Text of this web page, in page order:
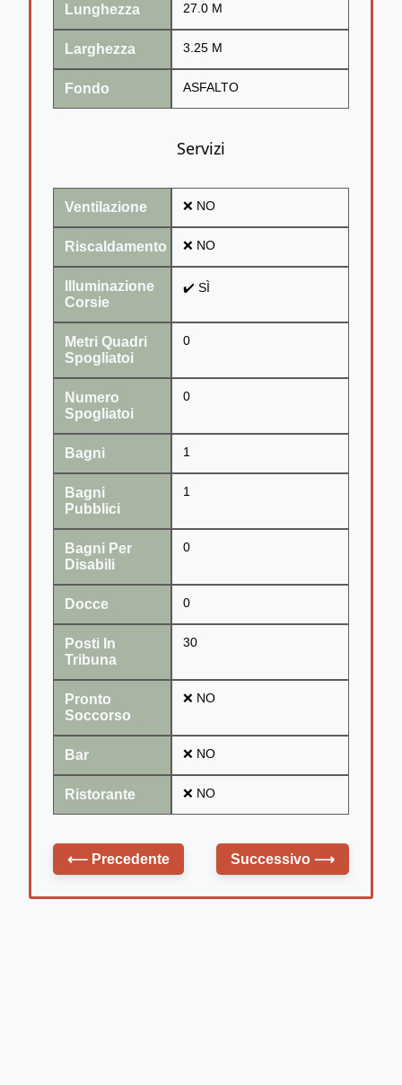
Lunghezza 27.0 M
Larghezza 3.25 M
Fondo ASFALTO
Servizi
Ventilazione ❌ NO
Riscaldamento ❌ NO
Illuminazione
Corsie
✔️ SÌ
Metri Quadri
Spogliatoi
0
Numero
Spogliatoi
0
Bagni 1
Bagni
Pubblici
1
Bagni Per
Disabili
0
Docce 0
Posti In
Tribuna
30
Pronto
Soccorso
❌ NO
Bar ❌ NO
Ristorante ❌ NO
⟵ Precedente Successivo ⟶